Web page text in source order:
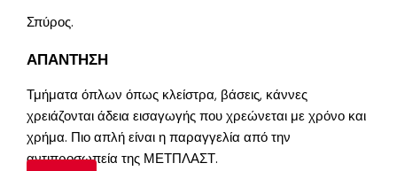
Σπύρος.
ΑΠΑΝΤΗΣΗ
Τμήματα όπλων όπως κλείστρα, βάσεις, κάννες
χρειάζονται άδεια εισαγωγής που χρεώνεται με χρόνο και
χρήμα. Πιο απλή είναι η παραγγελία από την
αντιπροσωπεία της ΜΕΤΠΛΑΣΤ.